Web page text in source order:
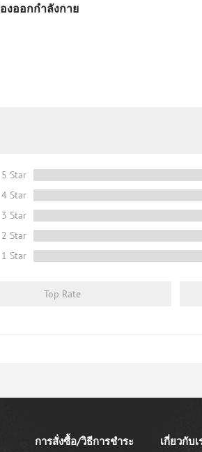
งออกกำลังกาย
5 Star
4 Star
3 Star
2 Star
1 Star
Top Rate
การสั่งซื้อ/วิธีการชำระ เกี่ยวกับเ